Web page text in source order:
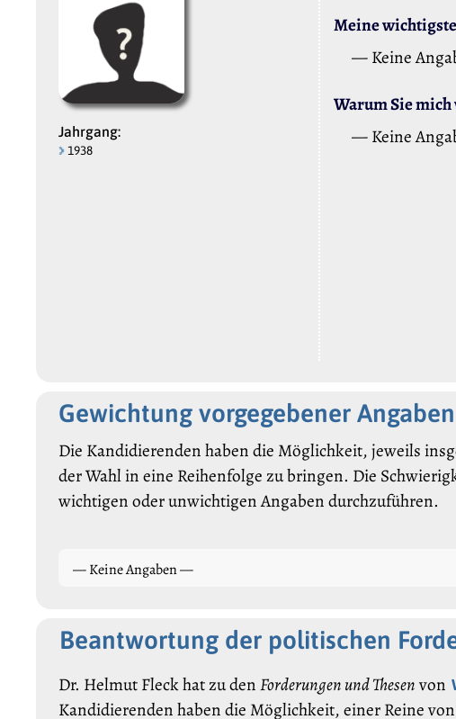
Jahrgang:
1938
Meine
— Keine
Warum Sie
— Keine
Gewichtung vorgegebener Angaben
Die Kandidierenden haben die Möglichkeit, jeweils
der Wahl in eine Reihenfolge zu bringen. Die
wichtigen oder unwichtigen Angaben durchzuführen.
— Keine Angaben —
Beantwortung der politischen
Dr. Helmut Fleck hat zu denForderungen und Thesenvon
Kandidierenden haben die Möglichkeit, einer Reine